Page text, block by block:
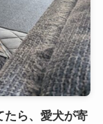
たら、愛犬が寄